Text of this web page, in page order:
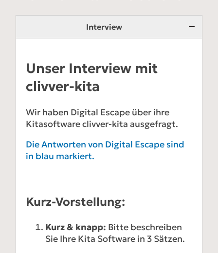
Interview
Unser Interview mit
clivver-kita
Wir haben Digital Escape über ihre
Kitasoftware clivver-kita ausgefragt.
Die Antworten von Digital Escape sind
in blau markiert.
Kurz-Vorstellung:
Kurz & knapp: Bitte beschreiben
Sie Ihre Kita Software in 3 Sätzen.